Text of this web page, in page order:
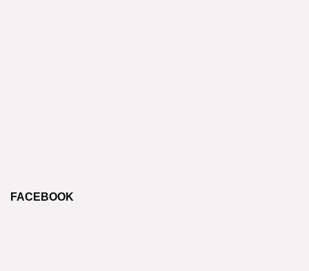
FACEBOOK